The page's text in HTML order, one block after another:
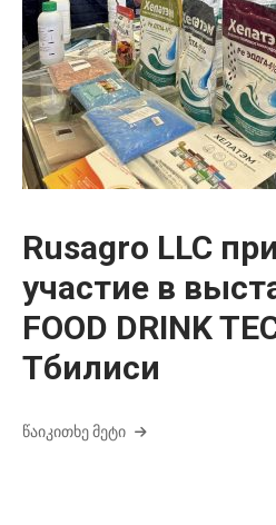
Rusagro LLC
участие в
FOOD DRINK
Тбилиси
ᲬᲐᲘᲙᲘᲗᲮᲔ ᲛᲔᲢᲘ